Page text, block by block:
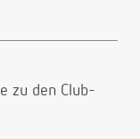
zu den Club-